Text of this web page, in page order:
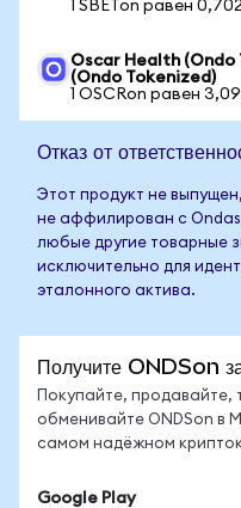
1 SBETon равен
Oscar Health (Ondo
(Ondo Tokenized)
1 OSCRon равен
Отказ от
Этот продукт не
не аффилирован с
любые другие товарные
исключительно для
эталонного актива.
Получите ONDSon
Покупайте, продавайте,
обменивайте ONDSon в
самом надёжном
Google Play